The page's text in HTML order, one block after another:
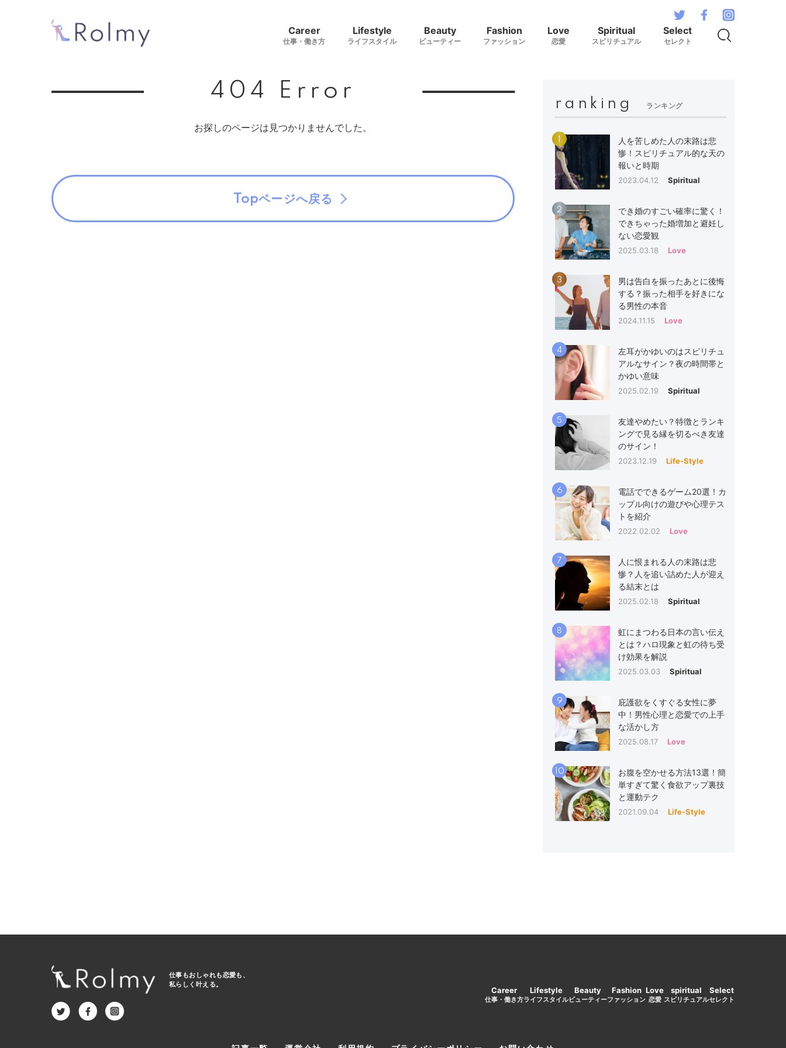
Career
仕事・働き方
Lifestyle
ライフスタイル
Beauty
ビューティー
Fashion
ファッション
Love
恋愛
Spiritual
スピリチュアル
Select
セレクト
404 Error
お探しのページは見つかりませんでした。
Topページへ戻る
ranking ランキング
人を苦しめた人の末路は悲
惨！スピリチュアル的な天の
報いと時期
2023.04.12 Spiritual
2
でき婚のすごい確率に驚く！
できちゃった婚増加と避妊し
ない恋愛観
2025.03.18 Love
3
男は告白を振ったあとに後悔
する？振った相手を好きにな
る男性の本音
2024.11.15 Love
4
左耳がかゆいのはスピリチュ
アルなサイン？夜の時間帯と
かゆい意味
2025.02.19 Spiritual
5
友達やめたい？特徴とランキ
ングで見る縁を切るべき友達
のサイン！
2023.12.19 Life-Style
6
電話でできるゲーム20選！カ
ップル向けの遊びや心理テス
トを紹介
2022.02.02 Love
7
人に恨まれる人の末路は悲
惨？人を追い詰めた人が迎え
る結末とは
2025.02.18 Spiritual
8
虹にまつわる日本の言い伝え
とは？ハロ現象と虹の待ち受
け効果を解説
2025.03.03 Spiritual
9
庇護欲をくすぐる女性に夢
中！男性心理と恋愛での上手
な活かし方
2025.08.17 Love
10
お腹を空かせる方法13選！簡
単すぎて驚く食欲アップ裏技
と運動テク
2021.09.04 Life-Style
仕事もおしゃれも恋愛も、
私らしく叶える。
Career
仕事・働き方
Lifestyle
ライフスタイル
Beauty
ビューティー
Fashion
ファッション
Love
恋愛
spiritual
スピリチュアル
Select
セレクト